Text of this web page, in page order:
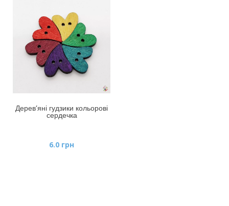
Дерев’яні гудзики кольорові
сердечка
6.0 грн